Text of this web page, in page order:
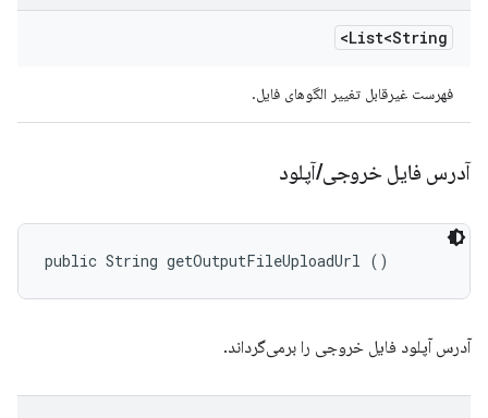
List<String>
فهرست غیرقابل تغییر الگوهای فایل.
آدرس فایل خروجی/آپلود
public String getOutputFileUploadUrl ()
آدرس آپلود فایل خروجی را برمی‌گرداند.